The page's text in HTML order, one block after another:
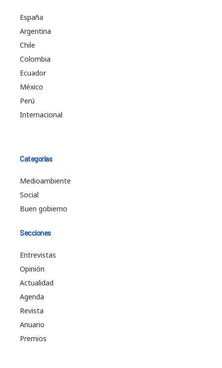
España
Argentina
Chile
Colombia
Ecuador
México
Perú
Internacional
Categorías
Medioambiente
Social
Buen gobierno
Secciones
Entrevistas
Opinión
Actualidad
Agenda
Revista
Anuario
Premios